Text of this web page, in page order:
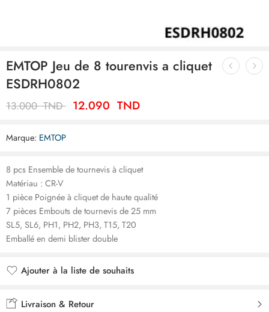
EMTOP Jeu de 8 tourenvis a cliquet
ESDRH0802
13.000TND 12.090 TND
Marque: EMTOP
8 pcs Ensemble de tournevis à cliquet
Matériau : CR-V
1 pièce Poignée à cliquet de haute qualité
7 pièces Embouts de tournevis de 25 mm
SL5, SL6, PH1, PH2, PH3, T15, T20
Emballé en demi blister double
Ajouter à la liste de souhaits
Livraison & Retour